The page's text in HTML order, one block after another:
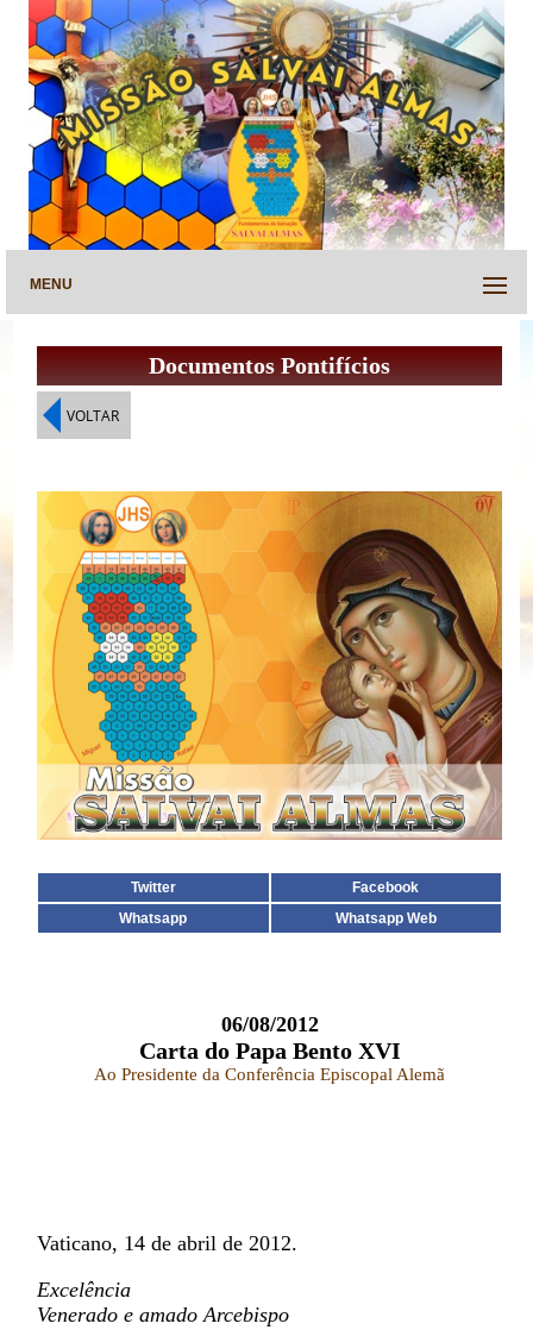
MENU
Documentos Pontifícios
VOLTAR
Twitter
Facebook
Whatsapp
Whatsapp Web
06/08/2012
Carta do Papa Bento XVI
Ao Presidente da Conferência Episcopal Alemã
Vaticano, 14 de abril de 2012.
Excelência
Venerado e amado Arcebispo